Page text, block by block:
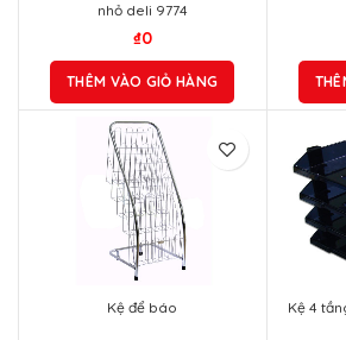
nhỏ deli 9774
₫0
THÊM VÀO GIỎ HÀNG
Kệ để báo
Kệ 4